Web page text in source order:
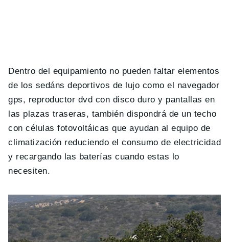
Dentro del equipamiento no pueden faltar elementos
de los sedáns deportivos de lujo como el navegador
gps, reproductor dvd con disco duro y pantallas en
las plazas traseras, también dispondrá de un techo
con células fotovoltáicas que ayudan al equipo de
climatización reduciendo el consumo de electricidad
y recargando las baterías cuando estas lo
necesiten.